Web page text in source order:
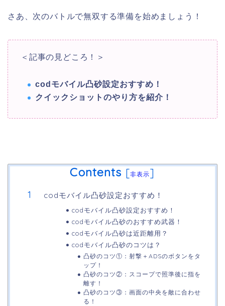
さあ、次のバトルで無双する準備を始めましょう！
＜記事の見どころ！＞
codモバイル凸砂設定おすすめ！
クイックショットのやり方を紹介！
Contents [非表示]
codモバイル凸砂設定おすすめ！
codモバイル凸砂設定おすすめ！
codモバイル凸砂のおすすめ武器！
codモバイル凸砂は近距離用？
codモバイル凸砂のコツは？
凸砂のコツ①：射撃＋ADSのボタンをタ
ップ！
凸砂のコツ②：スコープで照準後に指を
離す！
凸砂のコツ③：画面の中央を敵に合わせ
る！